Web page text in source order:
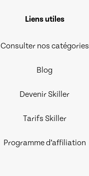
Liens utiles
Consulter nos catégories
Blog
Devenir Skiller
Tarifs Skiller
Programme d’affiliation